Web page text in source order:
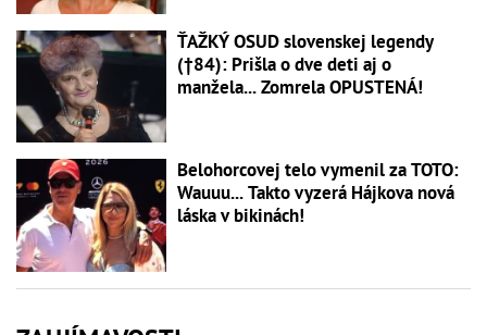
ŤAŽKÝ OSUD slovenskej legendy
(†84): Prišla o dve deti aj o
manžela... Zomrela OPUSTENÁ!
Belohorcovej telo vymenil za TOTO:
Wauuu... Takto vyzerá Hájkova nová
láska v bikinách!